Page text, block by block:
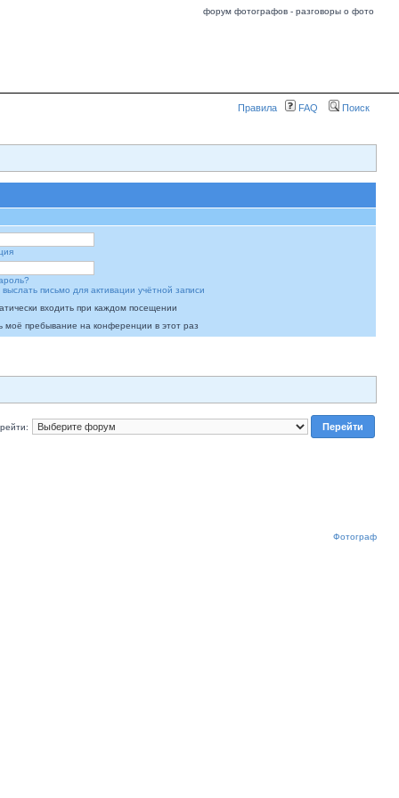
форум фотографов - разговоры о фото
Правила FAQ Поиск
письмо для активации учётной записи
входить при каждом посещении
моё пребывание на конференции в этот раз
Фотограф